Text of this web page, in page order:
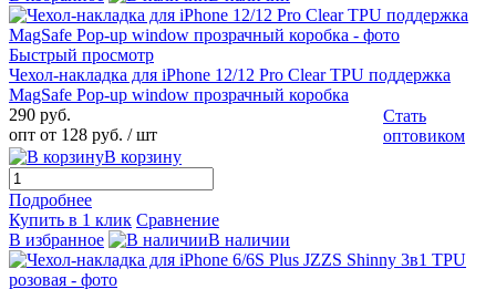
Быстрый просмотр
Чехол-накладка для iPhone 12/12 Pro Clear TPU поддержка
MagSafe Pop-up window прозрачный коробка
290 руб.
опт от 128 руб. / шт
Стать
оптовиком
В корзину
Подробнее
Купить в 1 клик Сравнение
В избранное
В наличии